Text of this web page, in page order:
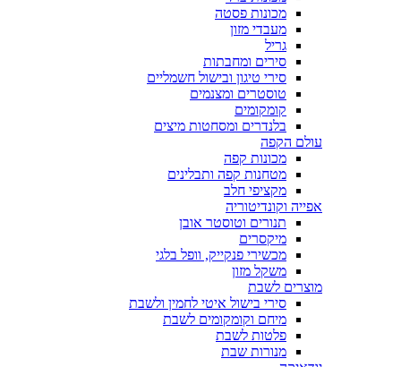
מכונות פסטה
מעבדי מזון
גריל
סירים ומחבתות
סירי טיגון ובישול חשמליים
טוסטרים ומצנמים
קומקומים
בלנדרים ומסחטות מיצים
עולם הקפה
מכונות קפה
מטחנות קפה ותבלינים
מקציפי חלב
אפייה וקונדיטוריה
תנורים וטוסטר אובן
מיקסרים
מכשירי פנקייק, וופל בלגי
משקל מזון
מוצרים לשבת
סירי בישול איטי לחמין ולשבת
מיחם וקומקומים לשבת
פלטות לשבת
מנורות שבת